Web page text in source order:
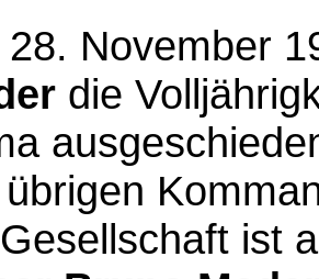
28. November
die
ist